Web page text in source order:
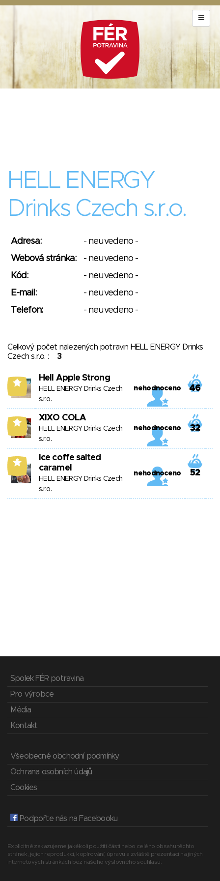
HELL ENERGY
Drinks Czech s.r.o.
Adresa:
- neuvedeno -
Webová stránka:
- neuvedeno -
Kód:
- neuvedeno -
E-mail:
- neuvedeno -
Telefon:
- neuvedeno -
Celkový počet nalezených potravin HELL ENERGY Drinks
Czech s.r.o. : 3
9 Hell Apple Strong
HELL ENERGY Drinks Czech
s.r.o.
nehodnoceno 46
9 XIXO COLA
HELL ENERGY Drinks Czech
s.r.o.
nehodnoceno 32
5
Ice coffe salted
caramel
HELL ENERGY Drinks Czech
s.r.o.
nehodnoceno 52
Spolek FÉR potravina
Pro výrobce
Média
Kontakt
Všeobecné obchodní podmínky
Ochrana osobních údajů
Cookies
Podpořte nás na Facebooku
Explicitně zakazujeme jakékoli použití části nebo celého obsahu těchto
stránek, jejich reprodukci, kopírování, úpravu a zvláště prezentaci na jiných
internetových stránkách bez našeho výslovného souhlasu.